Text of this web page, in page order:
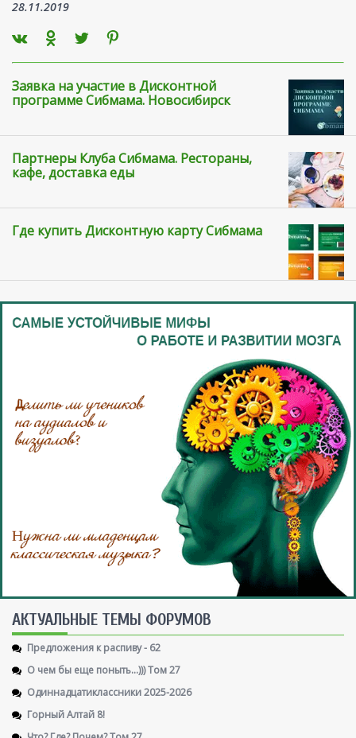
28.11.2019
Заявка на участие в Дисконтной
программе Сибмама. Новосибирск
Партнеры Клуба Сибмама. Рестораны,
кафе, доставка еды
Где купить Дисконтную карту Сибмама
AКТУАЛЬНЫЕ ТЕМЫ ФОРУМОВ
Предложения к распиву - 62
О чем бы еще поныть...))) Том 27
Одиннадцатиклассники 2025-2026
Горный Алтай 8!